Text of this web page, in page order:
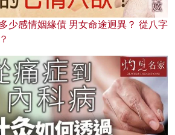
少感情姻緣債 男女命途迥異？ 從八字